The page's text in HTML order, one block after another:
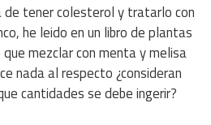
de tener colesterol y tratarlo con
he leido en un libro de plantas
mezclar con menta y melisa
nada al respecto ¿consideran
cantidades se debe ingerir?